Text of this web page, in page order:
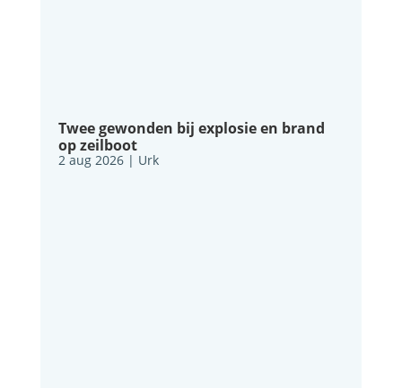
Twee gewonden bij explosie en brand
op zeilboot
2 aug 2026| Urk